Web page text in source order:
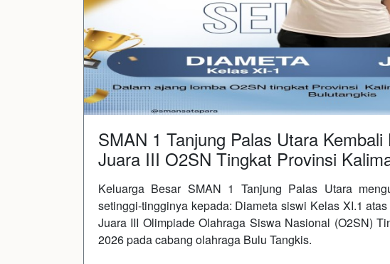
SMAN 1 Tanjung Palas Utara
Juara III O2SN Tingkat Provinsi
Keluarga Besar SMAN 1 Tanjung Palas Utara
setinggi-tingginya kepada: Diameta siswi Kelas XI.1
Juara III Olimpiade Olahraga Siswa Nasional (O2SN)
2026 pada cabang olahraga Bulu Tangkis.